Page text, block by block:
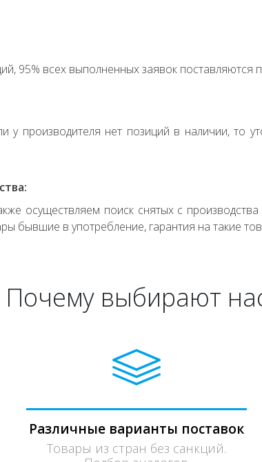
95% всех выполненных заявок поставляются
у производителя нет позиций в наличии, то
осуществляем поиск снятых с
бывшие в употребление, гарантия на такие
Почему выбирают
Различные варианты поставок
Товары из стран без санкций.